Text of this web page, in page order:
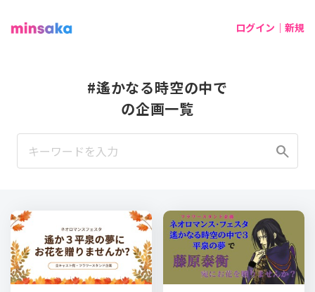
ログイン｜新規
#遙かなる時空の中で
の企画一覧
search